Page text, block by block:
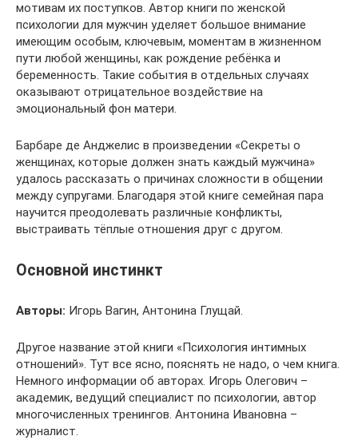
мотивам их поступков. Автор книги по женской
психологии для мужчин уделяет большое внимание
имеющим особым, ключевым, моментам в жизненном
пути любой женщины, как рождение ребёнка и
беременность. Такие события в отдельных случаях
оказывают отрицательное воздействие на
эмоциональный фон матери.
Барбаре де Анджелис в произведении «Секреты о
женщинах, которые должен знать каждый мужчина»
удалось рассказать о причинах сложности в общении
между супругами. Благодаря этой книге семейная пара
научится преодолевать различные конфликты,
выстраивать тёплые отношения друг с другом.
Основной инстинкт
Авторы: Игорь Вагин, Антонина Глущай.
Другое название этой книги «Психология интимных
отношений». Тут все ясно, пояснять не надо, о чем книга.
Немного информации об авторах. Игорь Олегович –
академик, ведущий специалист по психологии, автор
многочисленных тренингов. Антонина Ивановна –
журналист.